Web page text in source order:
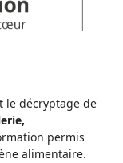
le décryptage de
permis
alimentaire.